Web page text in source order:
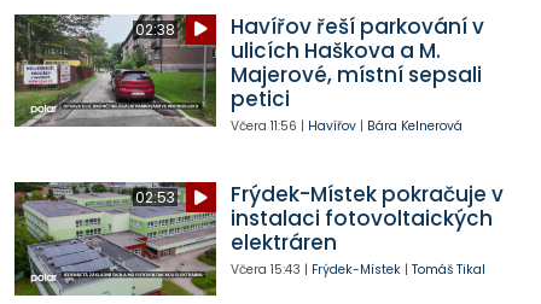
02:38
Havířov řeší parkování v
ulicích Haškova a M.
Majerové, místní sepsali
petici
Včera 11:56 | Havířov| Bára Kelnerová
02:53
Frýdek-Místek pokračuje v
instalaci fotovoltaických
elektráren
Včera 15:43 | Frýdek-Místek| Tomáš Tikal